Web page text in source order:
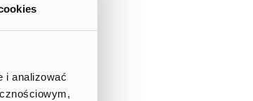
i analizować
received a
in the